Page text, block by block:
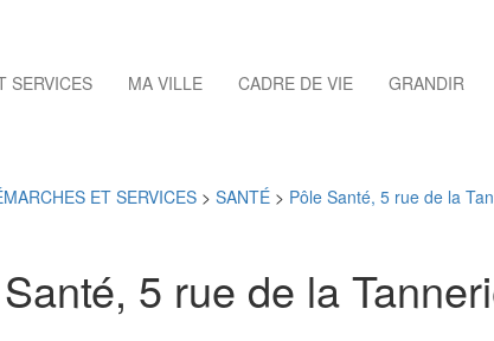
SERVICES MA VILLE CADRE DE VIE GRANDIR
ET SERVICES > SANTÉ > Pôle Santé, 5 rue de la
5 rue de la